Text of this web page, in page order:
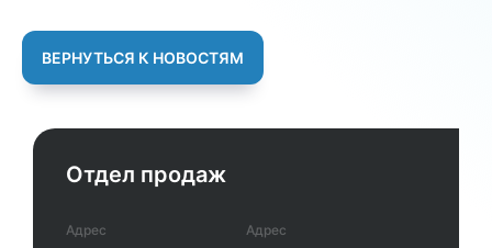
ВЕРНУТЬСЯ К НОВОСТЯМ
Отдел продаж
Адрес
Адрес